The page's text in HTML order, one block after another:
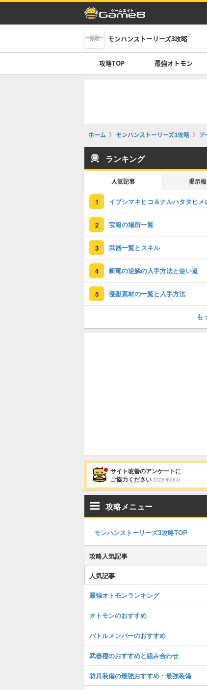
モンハンストーリーズ3攻略
攻略TOP 最強オトモン
ホーム モンハンストーリーズ3攻略 ア
ランキング
人気記事 掲示板
1
2 宝箱の場所一覧
3 武器一覧とスキル
4 斬竜の逆鱗の入手方法と使い道
5 侵獣素材の一覧と入手方法
も
サイト改善のアンケートに
ご協力ください 2026年08月
攻略メニュー
モンハンストーリーズ3攻略TOP
攻略人気記事
人気記事
最強オトモンランキング
オトモンのおすすめ
バトルメンバーのおすすめ
武器種のおすすめと組み合わせ
防具装備の最強おすすめ・最強装備